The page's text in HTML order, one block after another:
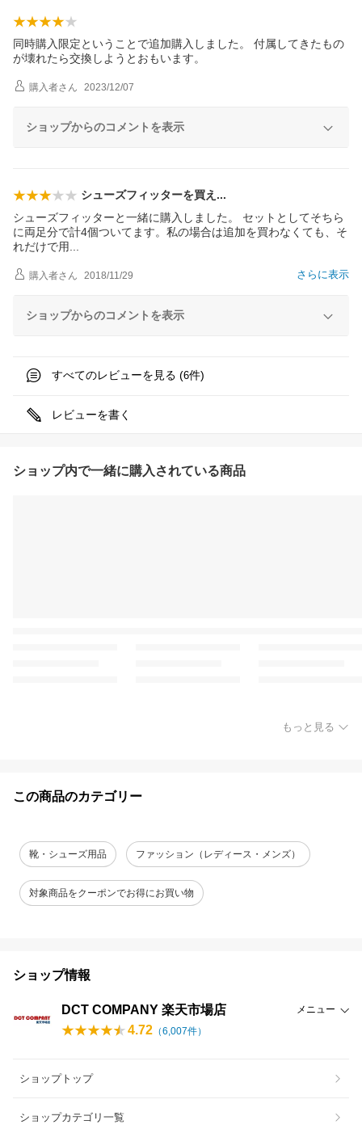
同時購入限定ということで追加購入しました。 付属してきたもの
が壊れたら交換しようとおもいます。
購入者さん 2023/12/07
ショップからのコメントを表示
シューズフィッターを買え
シューズフィッターと一緒に購入しました。 セットとしてそちら
に両足分で計4個ついてます。私の場合は追加を買わなくても、そ
れだけで用
さらに表示
購入者さん 2018/11/29
ショップからのコメントを表示
すべてのレビューを見る (6件)
レビューを書く
ショップ内で一緒に購入されている商品
もっと見る
この商品のカテゴリー
靴・シューズ用品 ファッション（レディース・メンズ）
対象商品をクーポンでお得にお買い物
ショップ情報
DCT COMPANY 楽天市場店 メニュー
4.72 （6,007件）
ショップトップ
ショップカテゴリ一覧